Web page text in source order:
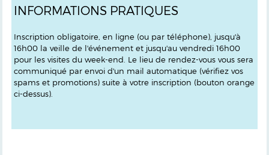
INFORMATIONS PRATIQUES
Inscription obligatoire, en ligne (ou par téléphone), jusqu'à
16h00 la veille de l'événement et jusqu'au vendredi 16h00
pour les visites du week-end. Le lieu de rendez-vous vous sera
communiqué par envoi d'un mail automatique (vérifiez vos
spams et promotions) suite à votre inscription (bouton orange
ci-dessus).